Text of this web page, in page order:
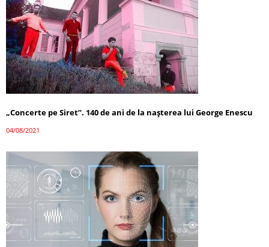
„Concerte pe Siret”. 140 de ani de la nașterea lui George Enescu
04/08/2021